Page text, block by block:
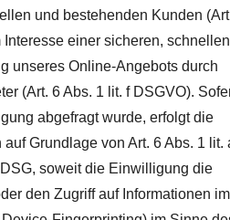
und bestehenden Kunden
einer sicheren, schnellen
unseres Online-Angebots durch
(Art. 6 Abs. 1 lit. f DSGVO).
abgefragt wurde, erfolgt die
Grundlage von Art. 6 Abs. 1 lit.
soweit die Einwilligung die
den Zugriff auf Informationen im